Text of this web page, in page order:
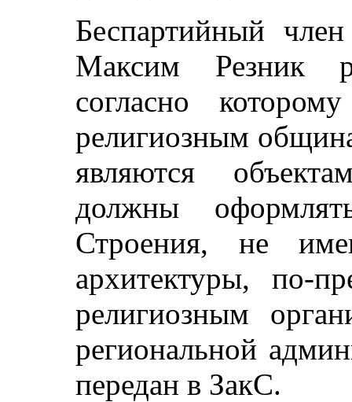
Беспартийный член
Максим Резник
согласно
религиозным
являются
должны
Строения, не
архитектуры, по-
религиозным
региональной
передан в ЗакС.